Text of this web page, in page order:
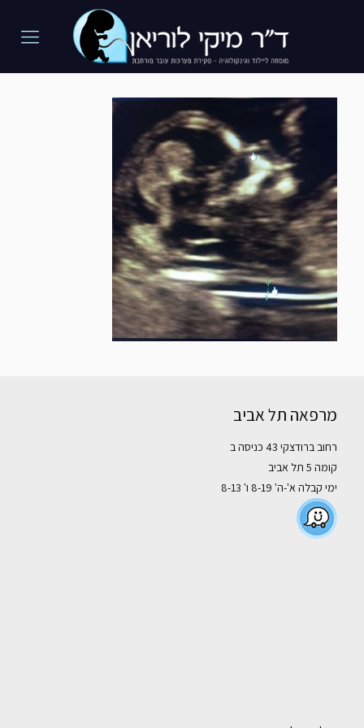
מרפאה תל אביב
רחוב ברודצקי 43 כניסה ב
קומה 5 תל אביב
ימי קבלה א'-ה' 8-19 ו' 8-13